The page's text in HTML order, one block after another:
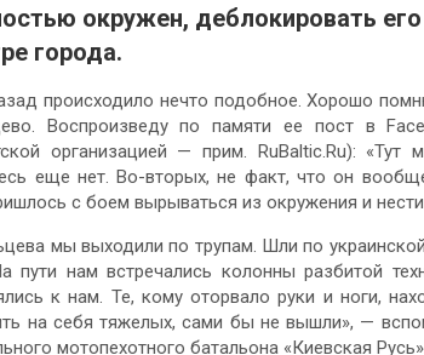
окружен, деблокировать
города.
происходило нечто подобное. Хорошо
Воспроизведу по памяти ее пост в
организацией — прим. RuBaltic.Ru):
еще нет. Во-вторых, не факт, что он
с боем вырываться из окружения и
мы выходили по трупам. Шли по
пути нам встречались колонны разбитой
к нам. Те, кому оторвало руки и ноги,
на себя тяжелых, сами бы не вышли», —
мотопехотного батальона «Киевская